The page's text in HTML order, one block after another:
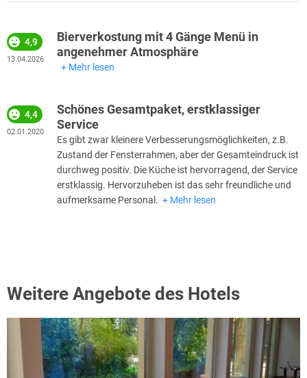
Bierverkostung mit 4 Gänge Menü in
angenehmer Atmosphäre
4,9
13.04.2026
Mehr lesen
Schönes Gesamtpaket, erstklassiger
Service
4,4
02.01.2020
Es gibt zwar kleinere Verbesserungsmöglichkeiten, z.B.
Zustand der Fensterrahmen, aber der Gesamteindruck ist
durchweg positiv. Die Küche ist hervorragend, der Service
erstklassig. Hervorzuheben ist das sehr freundliche und
aufmerksame Personal.
Mehr lesen
Weitere Angebote des Hotels